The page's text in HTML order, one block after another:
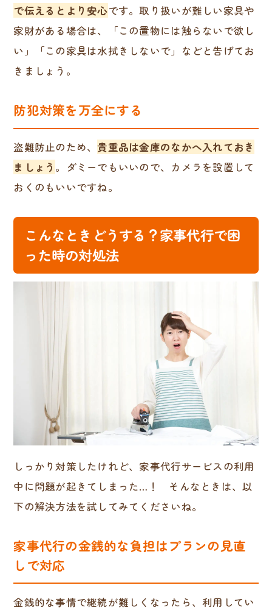
で伝えるとより安心です。取り扱いが難しい家具や
家財がある場合は、「この置物には触らないで欲し
い」「この家具は水拭きしないで」などと告げてお
きましょう。
防犯対策を万全にする
盗難防止のため、貴重品は金庫のなかへ入れておき
ましょう 。ダミーでもいいので、カメラを設置して
おくのもいいですね。
こんなときどうする？家事代行で困
った時の対処法
しっかり対策したけれど、家事代行サービスの利用
中に問題が起きてしまった…！ そんなときは、以
下の解決方法を試してみてくださいね。
家事代行の金銭的な負担はプランの見直
しで対応
金銭的な事情で継続が難しくなったら、利用してい